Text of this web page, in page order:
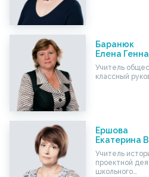
Баранюк
Елена
Учитель
классный
Ершова
Екатерина
Учитель
проектной
школьного…